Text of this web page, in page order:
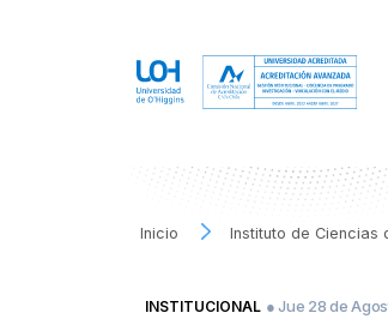
Inicio Instituto de Ciencias
INSTITUCIONAL ● Jue 28 de